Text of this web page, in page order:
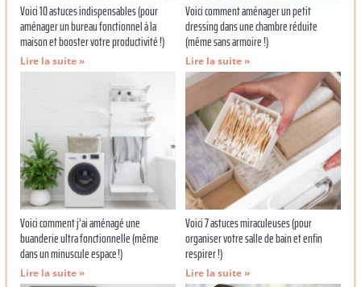
Voici 10 astuces indispensables (pour
aménager un bureau fonctionnel à la
maison et booster votre productivité !)
Lire la suite »
Voici comment aménager un petit
dressing dans une chambre réduite
(même sans armoire !)
Lire la suite »
Voici comment j’ai aménagé une
buanderie ultra fonctionnelle (même
dans un minuscule espace !)
Lire la suite »
Voici 7 astuces miraculeuses (pour
organiser votre salle de bain et enfin
respirer !)
Lire la suite »